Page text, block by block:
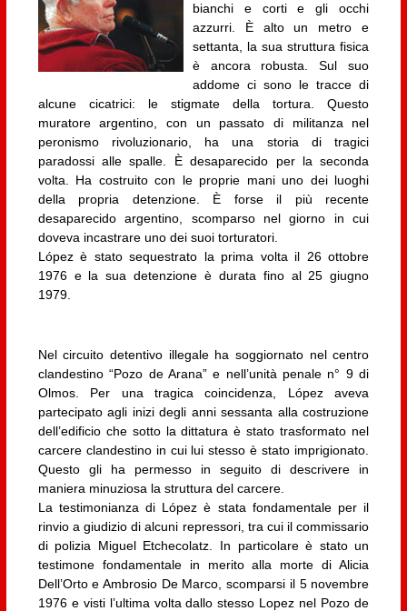
bianchi e corti e gli occhi
azzurri. È alto un metro e
settanta, la sua struttura fisica
è ancora robusta. Sul suo
addome ci sono le tracce di
alcune cicatrici: le stigmate della tortura. Questo
muratore argentino, con un passato di militanza nel
peronismo rivoluzionario, ha una storia di tragici
paradossi alle spalle. È desaparecido per la seconda
volta. Ha costruito con le proprie mani uno dei luoghi
della propria detenzione. È forse il più recente
desaparecido argentino, scomparso nel giorno in cui
doveva incastrare uno dei suoi torturatori.
López è stato sequestrato la prima volta il 26 ottobre
1976 e la sua detenzione è durata fino al 25 giugno
1979.
Nel circuito detentivo illegale ha soggiornato nel centro
clandestino “Pozo de Arana” e nell’unità penale n° 9 di
Olmos. Per una tragica coincidenza, López aveva
partecipato agli inizi degli anni sessanta alla costruzione
dell’edificio che sotto la dittatura è stato trasformato nel
carcere clandestino in cui lui stesso è stato imprigionato.
Questo gli ha permesso in seguito di descrivere in
maniera minuziosa la struttura del carcere.
La testimonianza di López è stata fondamentale per il
rinvio a giudizio di alcuni repressori, tra cui il commissario
di polizia Miguel Etchecolatz. In particolare è stato un
testimone fondamentale in merito alla morte di Alicia
Dell’Orto e Ambrosio De Marco, scomparsi il 5 novembre
1976 e visti l’ultima volta dallo stesso Lopez nel Pozo de